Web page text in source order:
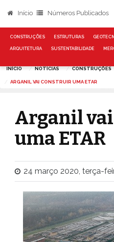
Início Números Publicados
CONSTRUÇÕES ESTRUTURAS
ARQUITETURA SUSTENTABILIDADE
INÍCIO NOTÍCIAS CONSTRUÇÕES
ARGANIL VAI CONSTRUIR UMA ETAR
Arganil
uma ETAR
24 março 2020, terça-